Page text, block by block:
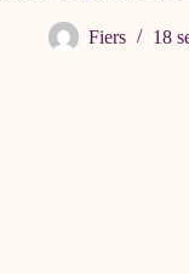
Fiers 18